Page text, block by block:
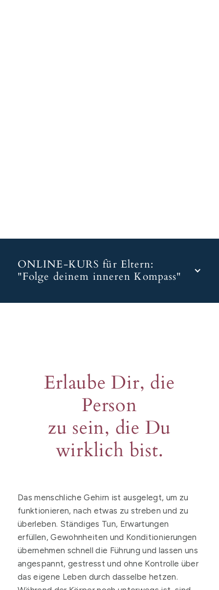
ONLINE-KURS für Eltern:
"Folge deinem inneren Kompass"
Erlaube Dir, die
Person
zu sein, die Du
wirklich bist.
Das menschliche Gehirn ist ausgelegt, um zu
funktionieren, nach etwas zu streben und zu
überleben. Ständiges Tun, Erwartungen
erfüllen, Gewohnheiten und Konditionierungen
übernehmen schnell die Führung und lassen uns
angespannt, gestresst und ohne Kontrolle über
das eigene Leben durch dasselbe hetzen.